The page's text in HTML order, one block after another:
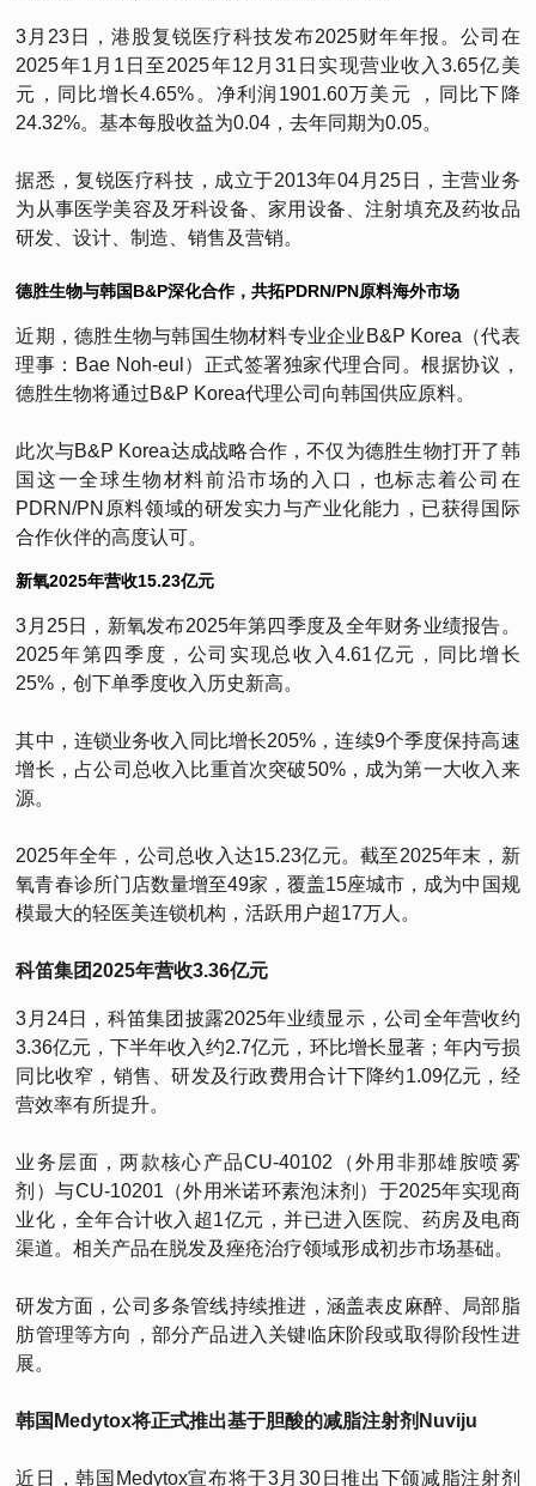
3月23日，港股复锐医疗科技发布2025财年年报。公司在
2025年1月1日至2025年12月31日实现营业收入3.65亿美
元，同比增长4.65%。净利润1901.60万美元 ，同比下降
24.32%。基本每股收益为0.04，去年同期为0.05。
据悉，复锐医疗科技，成立于2013年04月25日，主营业务
为从事医学美容及牙科设备、家用设备、注射填充及药妆品
研发、设计、制造、销售及营销。
德胜生物与韩国B&P深化合作，共拓PDRN/PN原料海外市场
近期，德胜生物与韩国生物材料专业企业B&P Korea（代表
理事：Bae Noh-eul）正式签署独家代理合同。根据协议，
德胜生物将通过B&P Korea代理公司向韩国供应原料。
此次与B&P Korea达成战略合作，不仅为德胜生物打开了韩
国这一全球生物材料前沿市场的入口，也标志着公司在
PDRN/PN原料领域的研发实力与产业化能力，已获得国际
合作伙伴的高度认可。
新氧2025年营收15.23亿元
3月25日，新氧发布2025年第四季度及全年财务业绩报告。
2025年第四季度，公司实现总收入4.61亿元，同比增长
25%，创下单季度收入历史新高。
其中，连锁业务收入同比增长205%，连续9个季度保持高速
增长，占公司总收入比重首次突破50%，成为第一大收入来
源。
2025年全年，公司总收入达15.23亿元。截至2025年末，新
氧青春诊所门店数量增至49家，覆盖15座城市，成为中国规
模最大的轻医美连锁机构，活跃用户超17万人。
科笛集团2025年营收3.36亿元
3月24日，科笛集团披露2025年业绩显示，公司全年营收约
3.36亿元，下半年收入约2.7亿元，环比增长显著；年内亏损
同比收窄，销售、研发及行政费用合计下降约1.09亿元，经
营效率有所提升。
业务层面，两款核心产品CU-40102（外用非那雄胺喷雾
剂）与CU-10201（外用米诺环素泡沫剂）于2025年实现商
业化，全年合计收入超1亿元，并已进入医院、药房及电商
渠道。相关产品在脱发及痤疮治疗领域形成初步市场基础。
研发方面，公司多条管线持续推进，涵盖表皮麻醉、局部脂
肪管理等方向，部分产品进入关键临床阶段或取得阶段性进
展。
韩国Medytox将正式推出基于胆酸的减脂注射剂Nuviju
近日，韩国Medytox宣布将于3月30日推出下颌减脂注射剂